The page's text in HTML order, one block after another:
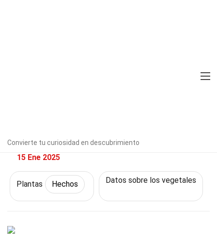
Convierte tu curiosidad en descubrimiento
Gallaher
Modified & Updated:
15 Ene 2025
Plantas Hechos Datos sobre los vegetales